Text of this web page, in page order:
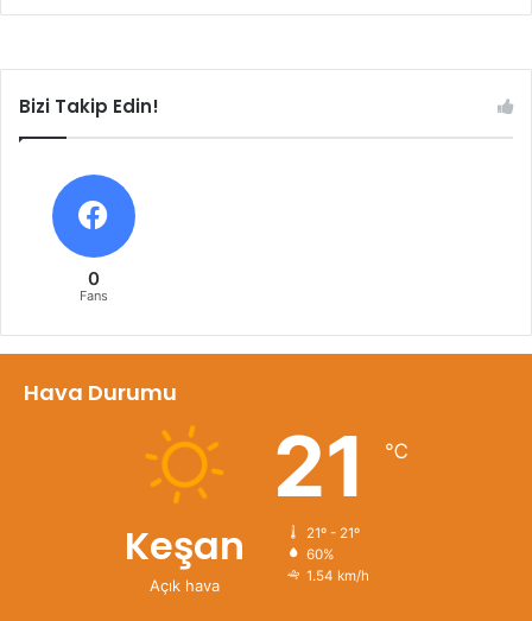
Bizi Takip Edin!
0
Fans
Hava Durumu
Keşan
Açık hava
21 ℃
21º - 21º
60%
1.54 km/h